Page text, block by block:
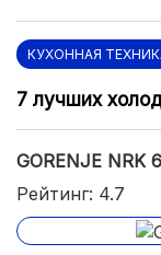
КУХОННАЯ
7 лучших
GORENJE NRK
Рейтинг: 4.7